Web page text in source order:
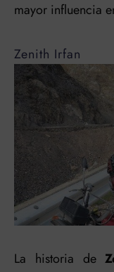
mayor influencia
Zenith Irfan
La historia de